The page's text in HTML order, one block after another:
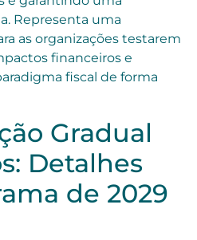
Representa uma
as organizações testarem
financeiros e
fiscal de forma
Gradual
Detalhes
de 2029